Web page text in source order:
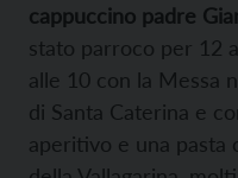
cappuccino padre
stato parroco per 12
alle 10 con la Messa
di Santa Caterina e
aperitivo e una pasta